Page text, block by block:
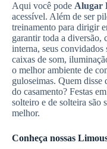
Aqui você pode Alugar
acessível. Além de ser
treinamento para dirigir
garantir toda a diversão,
interna, seus convidados
caixas de som,
o melhor ambiente de
guloseimas. Quem disse
do casamento? Festas
solteiro e de solteira são
melhor.
Conheça nossas